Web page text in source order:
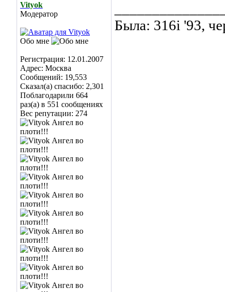
Vityok
Модератор
Обо мне
Регистрация: 12.01.2007
Адрес: Москва
Сообщений: 19,553
Сказал(а) спасибо: 2,301
Поблагодарили 664
раз(а) в 551 сообщениях
Вес репутации: 274
Была: 316i '93,